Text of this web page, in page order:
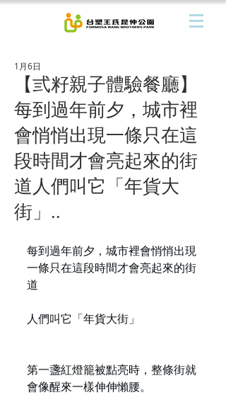
【弎籽親子體驗餐廳】
每到過年前夕，城市裡
會悄悄出現一條只在這
段時間才會亮起來的街
道人們叫它「年貨大
街」..
1月6日
每到過年前夕，城市裡會悄悄出現
一條只在這段時間才會亮起來的街
道
人們叫它「年貨大街」
第一盞紅燈籠被點亮時，整條街就
會像醒來一樣伸伸懶腰。